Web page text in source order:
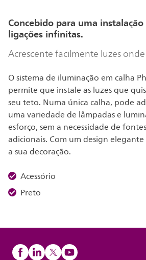
Concebido para uma
ligações infinitas.
Acrescente facilmente luzes
O sistema de iluminação em calha
permite que instale as luzes que
seu teto. Numa única calha, pode
uma variedade de lâmpadas e
esforço, sem a necessidade de
adicionais. Com um design
a sua decoração.
Acessório
Preto